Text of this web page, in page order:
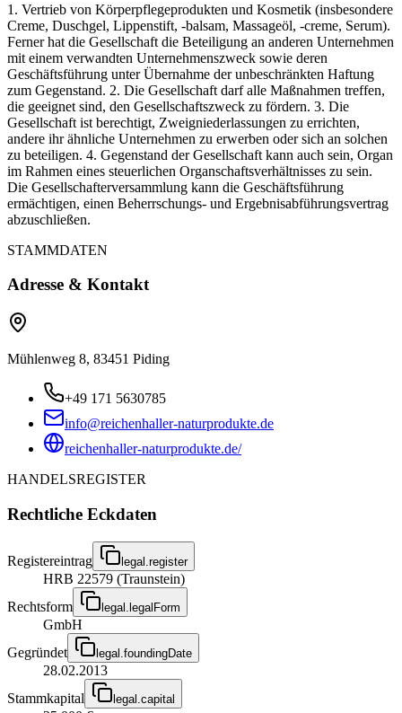
1. Vertrieb von Körperpflegeprodukten und Kosmetik (insbesondere
Creme, Duschgel, Lippenstift, -balsam, Massageöl, -creme, Serum).
Ferner hat die Gesellschaft die Beteiligung an anderen Unternehmen
mit einem verwandten Unternehmenszweck sowie deren
Geschäftsführung unter Übernahme der unbeschränkten Haftung
zum Gegenstand. 2. Die Gesellschaft darf alle Maßnahmen treffen,
die geeignet sind, den Gesellschaftszweck zu fördern. 3. Die
Gesellschaft ist berechtigt, Zweigniederlassungen zu errichten,
andere ihr ähnliche Unternehmen zu erwerben oder sich an solchen
zu beteiligen. 4. Gegenstand der Gesellschaft kann auch sein, Organ
im Rahmen eines steuerlichen Organschaftsverhältnisses zu sein.
Die Gesellschafterversammlung kann die Geschäftsführung
ermächtigen, einen Beherrschungs- und Ergebnisabführungsvertrag
abzuschließen.
STAMMDATEN
Adresse & Kontakt
Mühlenweg 8, 83451 Piding
+49 171 5630785
info@reichenhaller-naturprodukte.de
reichenhaller-naturprodukte.de/
HANDELSREGISTER
Rechtliche Eckdaten
Registereintrag legal.register
HRB 22579 (Traunstein)
Rechtsform
legal.legalForm
GmbH
Gegründet
legal.foundingDate
28.02.2013
Stammkapital
legal.capital